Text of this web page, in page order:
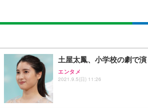
土屋太鳳、小学校の劇で
エンタメ
2021.9.5(日) 11:26